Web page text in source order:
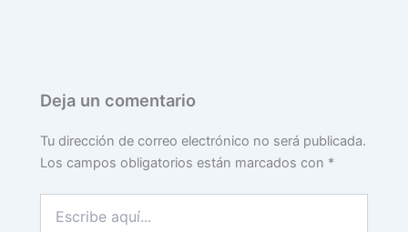
Deja un comentario
Tu dirección de correo electrónico no será publicada.
Los campos obligatorios están marcados con *
aquí...